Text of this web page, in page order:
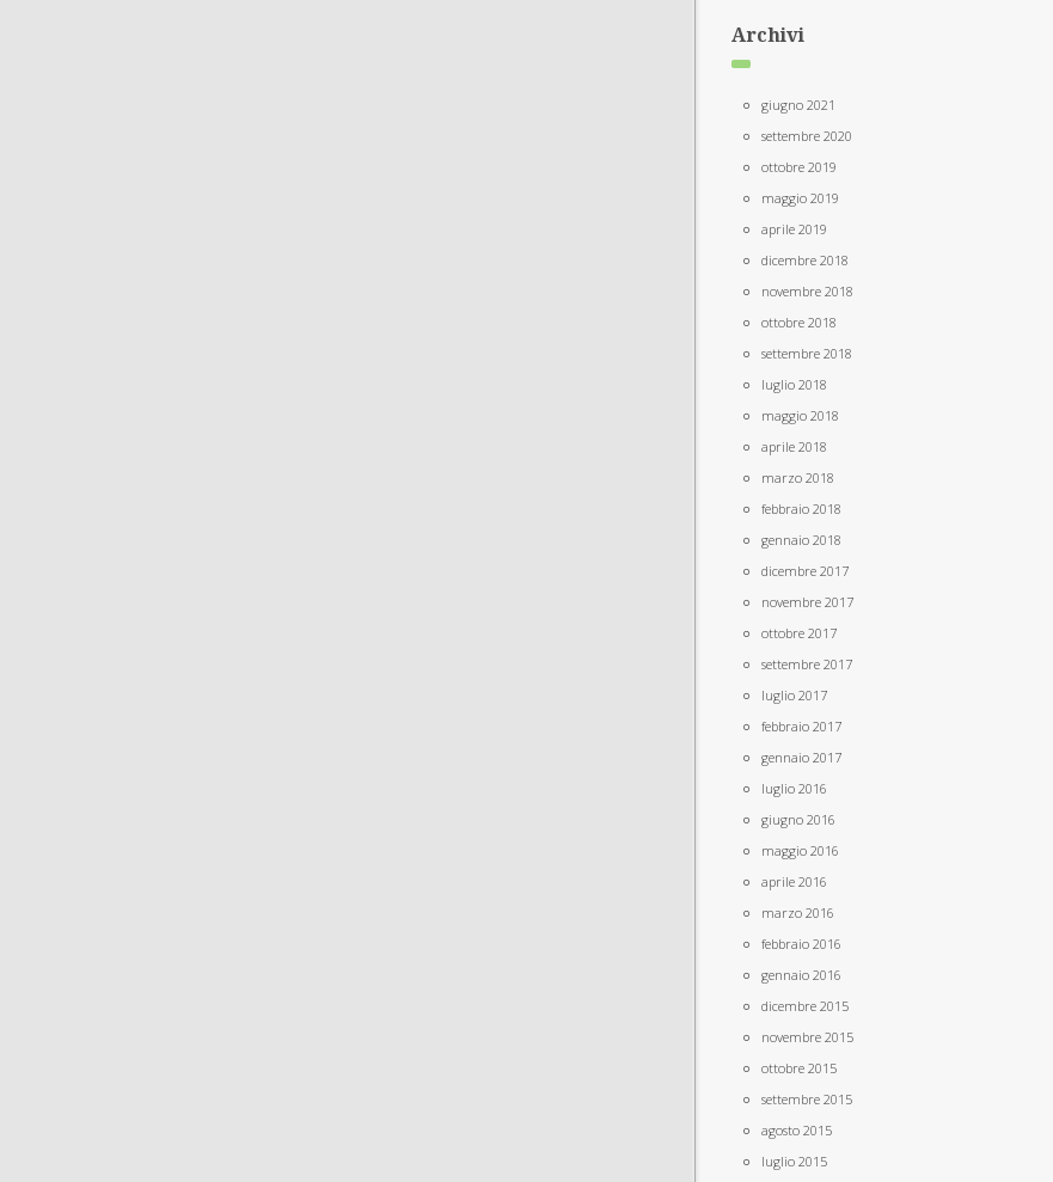
Archivi
giugno 2021
settembre 2020
ottobre 2019
maggio 2019
aprile 2019
dicembre 2018
novembre 2018
ottobre 2018
settembre 2018
luglio 2018
maggio 2018
aprile 2018
marzo 2018
febbraio 2018
gennaio 2018
dicembre 2017
novembre 2017
ottobre 2017
settembre 2017
luglio 2017
febbraio 2017
gennaio 2017
luglio 2016
giugno 2016
maggio 2016
aprile 2016
marzo 2016
febbraio 2016
gennaio 2016
dicembre 2015
novembre 2015
ottobre 2015
settembre 2015
agosto 2015
luglio 2015